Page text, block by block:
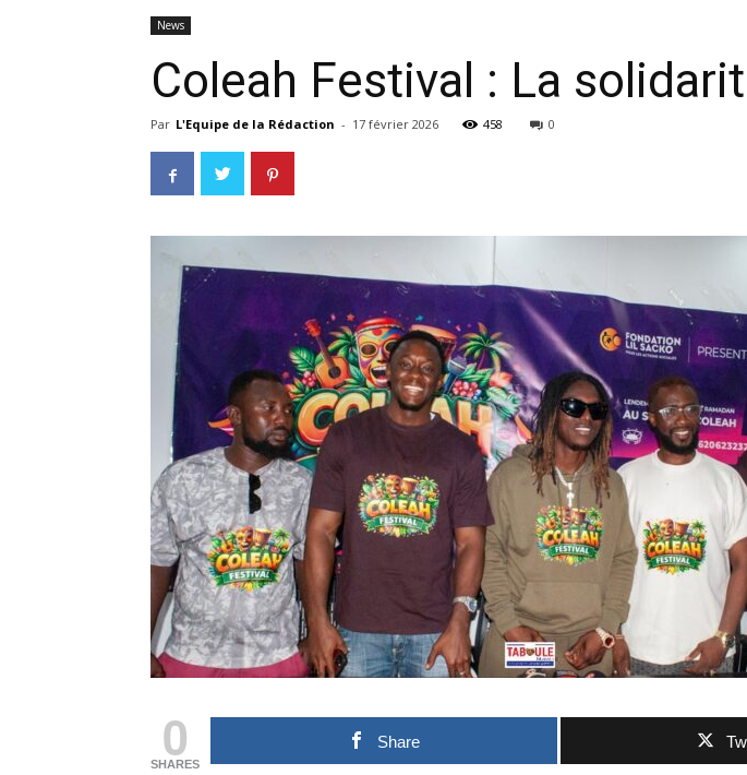
News
Coleah Festival : La
Par L'Equipe de la Rédaction - 17 février 2026 458 0
0
SHARES
Share